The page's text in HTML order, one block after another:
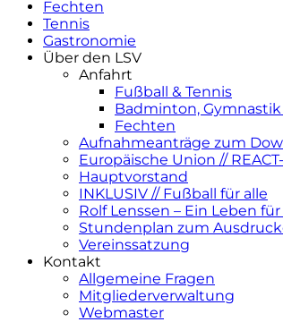
Fechten
Tennis
Gastronomie
Über den LSV
Anfahrt
Fußball & Tennis
Badminton,
Fechten
Aufnahmeanträge zum
Europäische Union //
Hauptvorstand
INKLUSIV // Fußball für alle
Rolf Lenssen – Ein Leben
Stundenplan zum
Vereinssatzung
Kontakt
Allgemeine Fragen
Mitgliederverwaltung
Webmaster